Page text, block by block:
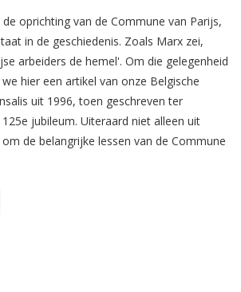
oprichting van de Commune van Parijs,
in de geschiedenis. Zoals Marx zei,
arbeiders de hemel'. Om die gelegenheid
hier een artikel van onze Belgische
uit 1996, toen geschreven ter
jubileum. Uiteraard niet alleen uit
de belangrijke lessen van de Commune